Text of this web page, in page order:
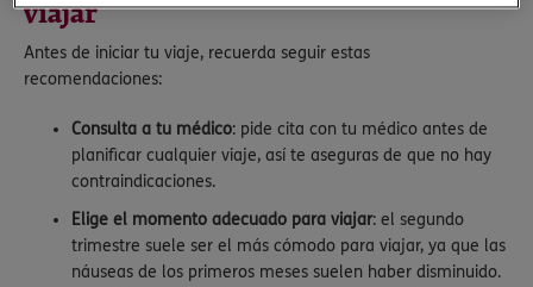
viajar
Antes de iniciar tu viaje, recuerda seguir estas
recomendaciones:
Consulta a tu médico: pide cita con tu médico antes de
planificar cualquier viaje, así te aseguras de que no hay
contraindicaciones.
Elige el momento adecuado para viajar: el segundo
trimestre suele ser el más cómodo para viajar, ya que las
náuseas de los primeros meses suelen haber disminuido.